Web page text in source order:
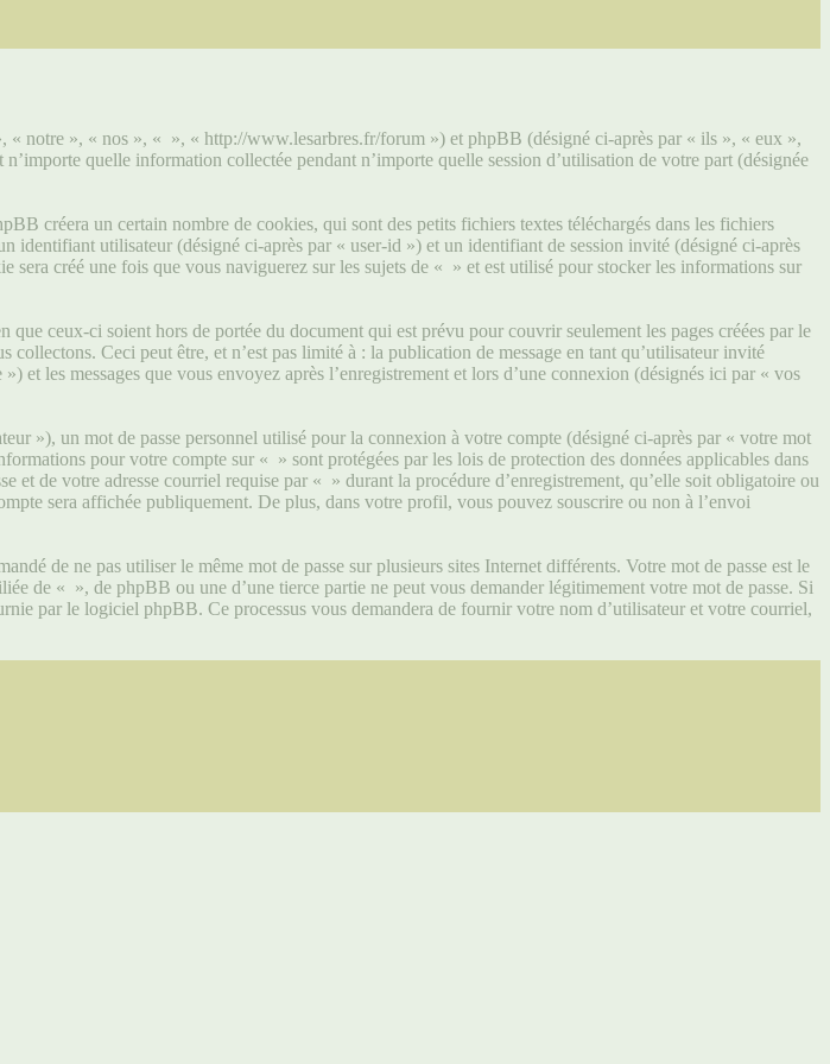
notre », « nos », « », « http://www.lesarbres.fr/forum ») et phpBB (désigné ci-après par « ils », « eux »,
quelle information collectée pendant n’importe quelle session d’utilisation de votre part (désignée
créera un certain nombre de cookies, qui sont des petits fichiers textes téléchargés dans les fichiers
identifiant utilisateur (désigné ci-après par « user-id ») et un identifiant de session invité (désigné ci-après
créé une fois que vous naviguerez sur les sujets de « » et est utilisé pour stocker les informations sur
ceux-ci soient hors de portée du document qui est prévu pour couvrir seulement les pages créées par le
Ceci peut être, et n’est pas limité à : la publication de message en tant qu’utilisateur invité
et les messages que vous envoyez après l’enregistrement et lors d’une connexion (désignés ici par « vos
»), un mot de passe personnel utilisé pour la connexion à votre compte (désigné ci-après par « votre mot
pour votre compte sur « » sont protégées par les lois de protection des données applicables dans
de votre adresse courriel requise par « » durant la procédure d’enregistrement, qu’elle soit obligatoire ou
sera affichée publiquement. De plus, dans votre profil, vous pouvez souscrire ou non à l’envoi
de ne pas utiliser le même mot de passe sur plusieurs sites Internet différents. Votre mot de passe est le
de « », de phpBB ou une d’une tierce partie ne peut vous demander légitimement votre mot de passe. Si
par le logiciel phpBB. Ce processus vous demandera de fournir votre nom d’utilisateur et votre courriel,